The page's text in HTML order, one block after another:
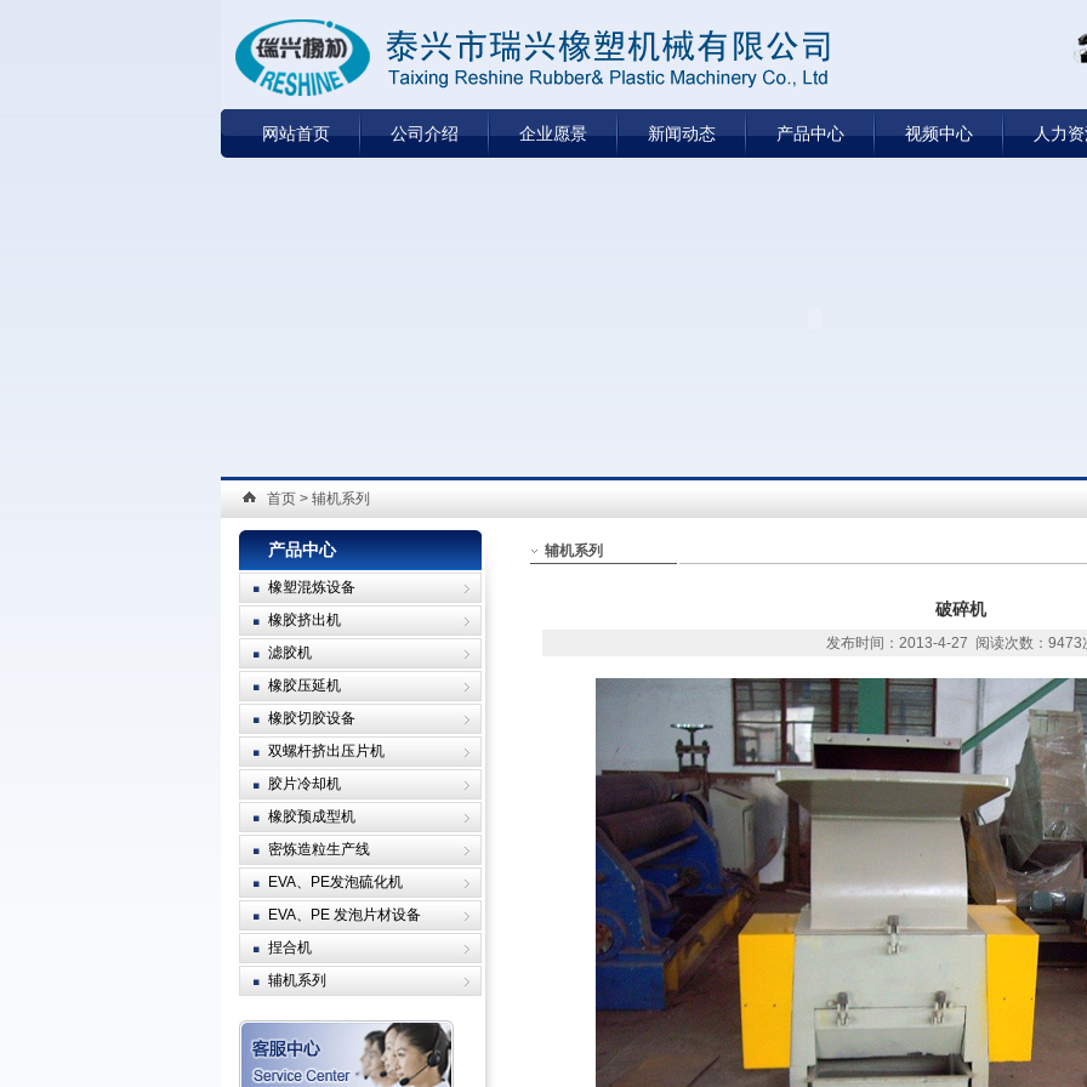
网站首页 公司介绍 企业愿景 新闻动态 产品中心 视频中心 人力
首页 > 辅机系列
产品中心
橡塑混炼设备
橡胶挤出机
滤胶机
橡胶压延机
橡胶切胶设备
双螺杆挤出压片机
胶片冷却机
橡胶预成型机
密炼造粒生产线
EVA、PE发泡硫化机
EVA、PE 发泡片材设备
捏合机
辅机系列
辅机系列
破碎机
发布时间：2013-4-27 阅读次数：9473